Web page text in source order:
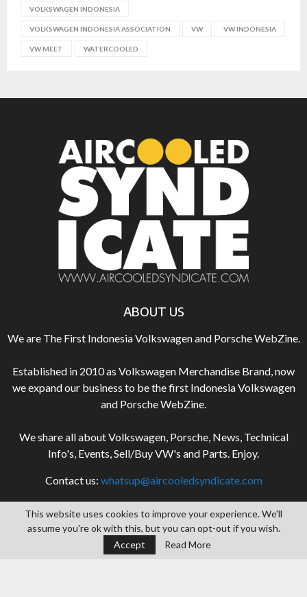
VOLKSWAGEN INDONESIA
VOLKSWAGEN INDONESIA ASSOCIATION VW VW INDONESIA
VW MEET WATERCOOLED
ABOUT US
We are The First Indonesia Volkswagen and Porsche WebZine.
Established in 2010 as Volkswagen Merchandise Brand, now
we expand our business to be the first Indonesia Volkswagen
and Porsche WebZine.
We share all about Volkswagen, Porsche, News, Technical
Info's, Events, Sell/Buy VW's and Parts. Enjoy.
Contact us: whatsup@aircooledsyndicate.com
FOLLOW US
This website uses cookies to improve your experience. We'll
assume you're ok with this, but you can opt-out if you wish.
Accept
Read More